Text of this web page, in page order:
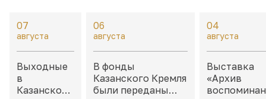
07
августа
Выходные
в
Казанском
06
августа
В фонды
Казанского Кремля
были переданы
04
августа
Выставка
«Архив